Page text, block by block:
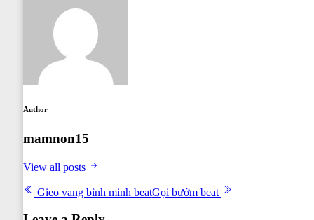
Author
mamnon15
View all posts
Post
navigation
Gieo vang bình minh beatGọi bướm beat